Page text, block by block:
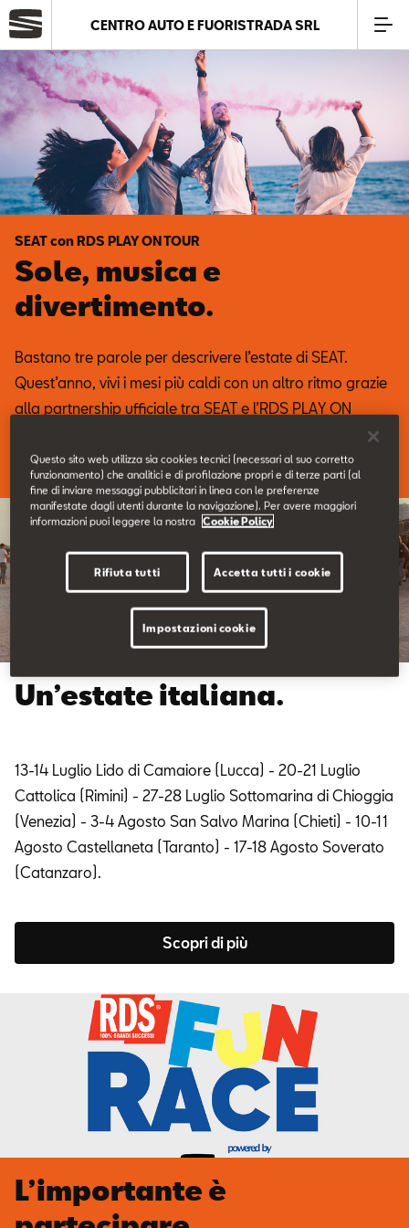
Azienda
Modelli
Offerte
Service
Business
SEAT Usato Certificato
Contatti
Configuratore
CENTRO AUTO E FUORISTRADA SRL
SEAT con RDS PLAY ON TOUR
Sole, musica e
divertimento.
Bastano tre parole per descrivere l’estate di SEAT.
Quest’anno, vivi i mesi più caldi con un altro ritmo grazie
alla partnership ufficiale tra SEAT e l’RDS PLAY ON
Un’estate italiana.
13-14 Luglio Lido di Camaiore (Lucca) - 20-21 Luglio
Cattolica (Rimini) - 27-28 Luglio Sottomarina di Chioggia
(Venezia) - 3-4 Agosto San Salvo Marina (Chieti) - 10-11
Agosto Castellaneta (Taranto) - 17-18 Agosto Soverato
(Catanzaro).
Scopri di più
L’importante è
Questo sito web utilizza sia cookies tecnici (necessari al suo corretto
funzionamento) che analitici e di profilazione propri e di terze parti (al
fine di inviare messaggi pubblicitari in linea con le preferenze
manifestate dagli utenti durante la navigazione). Per avere maggiori
informazioni puoi leggere la nostra
Cookie Policy
Rifiuta tutti Accetta tutti i cookie
Impostazioni cookie